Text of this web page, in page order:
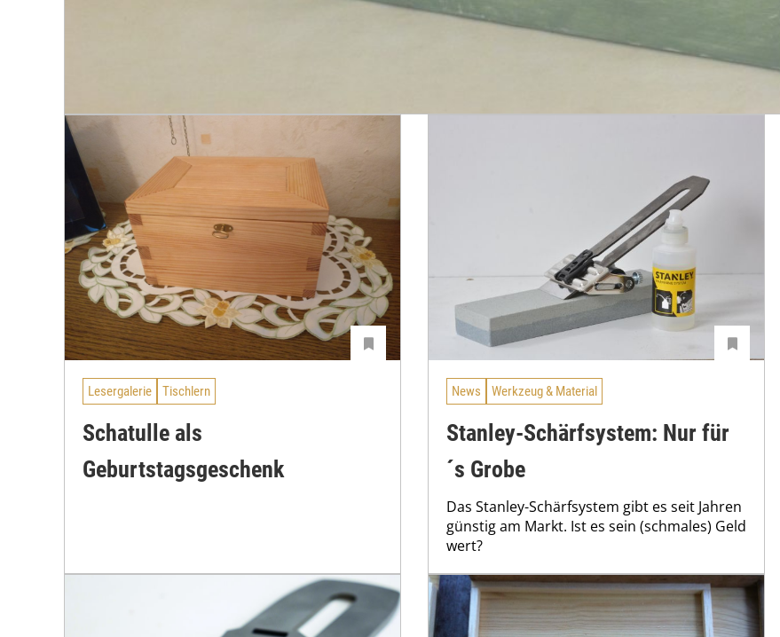
Lesergalerie Tischlern
Schatulle als
Geburtstagsgeschenk
News Werkzeug & Material
Stanley-Schärfsystem: Nur für
´s Grobe
Das Stanley-Schärfsystem gibt es seit Jahren
günstig am Markt. Ist es sein (schmales) Geld
wert?